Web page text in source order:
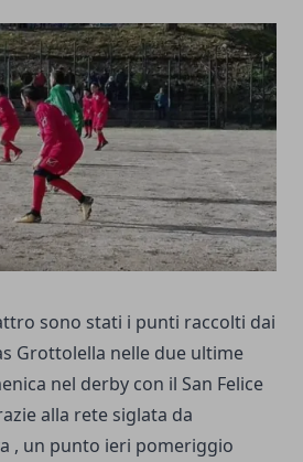
sono stati i punti raccolti dai
Grottolella nelle due ultime
nel derby con il San Felice
alla rete siglata da
, un punto ieri pomeriggio